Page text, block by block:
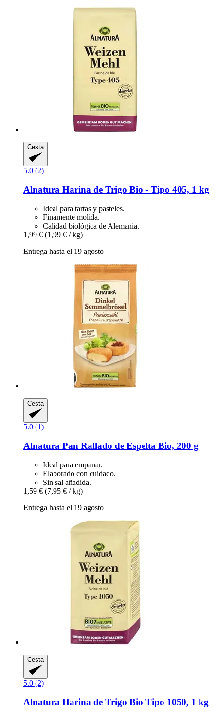
Cesta
5.0 (2)
Alnatura Harina de Trigo Bio -​ Tipo 405, 1 kg
Ideal para tartas y pasteles.
Finamente molida.
Calidad biológica de Alemania.
1,99 € (1,99 € / kg)
Entrega hasta el 19 agosto
Cesta
5.0 (1)
Alnatura Pan Rallado de Espelta Bio, 200 g
Ideal para empanar.
Elaborado con cuidado.
Sin sal añadida.
1,59 € (7,95 € / kg)
Entrega hasta el 19 agosto
Cesta
5.0 (2)
Alnatura Harina de Trigo Bio Tipo 1050, 1 kg